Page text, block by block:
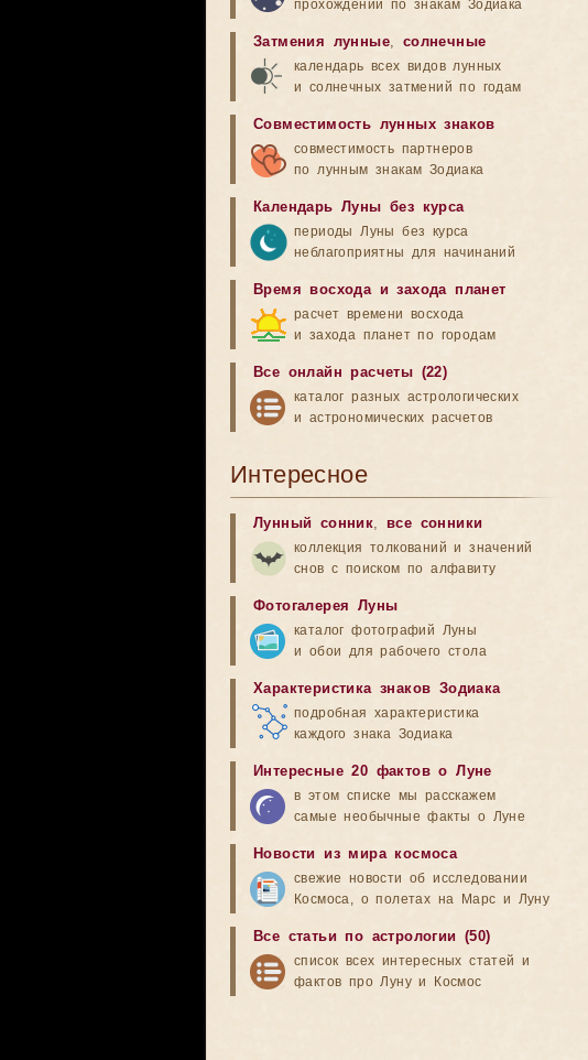
прохождении по знакам Зодиака
Затмения лунные, солнечные
календарь всех видов лунных
и солнечных затмений по годам
Совместимость лунных знаков
совместимость партнеров
по лунным знакам Зодиака
Календарь Луны без курса
периоды Луны без курса
неблагоприятны для начинаний
Время восхода и захода планет
расчет времени восхода
и захода планет по городам
Все онлайн расчеты (22)
каталог разных астрологических
и астрономических расчетов
Интересное
Лунный сонник, все сонники
коллекция толкований и значений
снов с поиском по алфавиту
Фотогалерея Луны
каталог фотографий Луны
и обои для рабочего стола
Характеристика знаков Зодиака
подробная характеристика
каждого знака Зодиака
Интересные 20 фактов о Луне
в этом списке мы расскажем
самые необычные факты о Луне
Новости из мира космоса
свежие новости об исследовании
Космоса, о полетах на Марс и Луну
Все статьи по астрологии (50)
список всех интересных статей и
фактов про Луну и Космос